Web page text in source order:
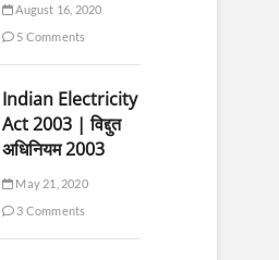
August 16, 2020
5 Comments
Indian Electricity
Act 2003 | विद्दुत
अधिनियम 2003
May 21, 2020
3 Comments